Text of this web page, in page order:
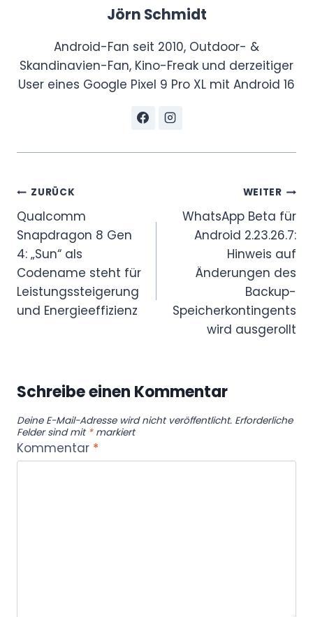
Jörn Schmidt
Android-Fan seit 2010, Outdoor- &
Skandinavien-Fan, Kino-Freak und derzeitiger
User eines Google Pixel 9 Pro XL mit Android 16
Beitragsnavigation
ZURÜCK
Qualcomm
Snapdragon 8 Gen
4: „Sun“ als
Codename steht für
Leistungssteigerung
und Energieeffizienz
WEITER
WhatsApp Beta für
Android 2.23.26.7:
Hinweis auf
Änderungen des
Backup-
Speicherkontingents
wird ausgerollt
Schreibe einen Kommentar
Deine E-Mail-Adresse wird nicht veröffentlicht. Erforderliche
Felder sind mit *markiert
Kommentar *